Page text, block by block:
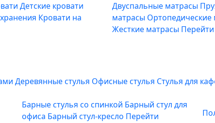
Детские кровати
Кровати на
Двуспальные матрасы
матрасы
Жесткие матрасы Перейти
Деревянные стулья Офисные стулья Стулья для
Барные стулья со спинкой Барный стул для
офиса Барный стул-кресло Перейти